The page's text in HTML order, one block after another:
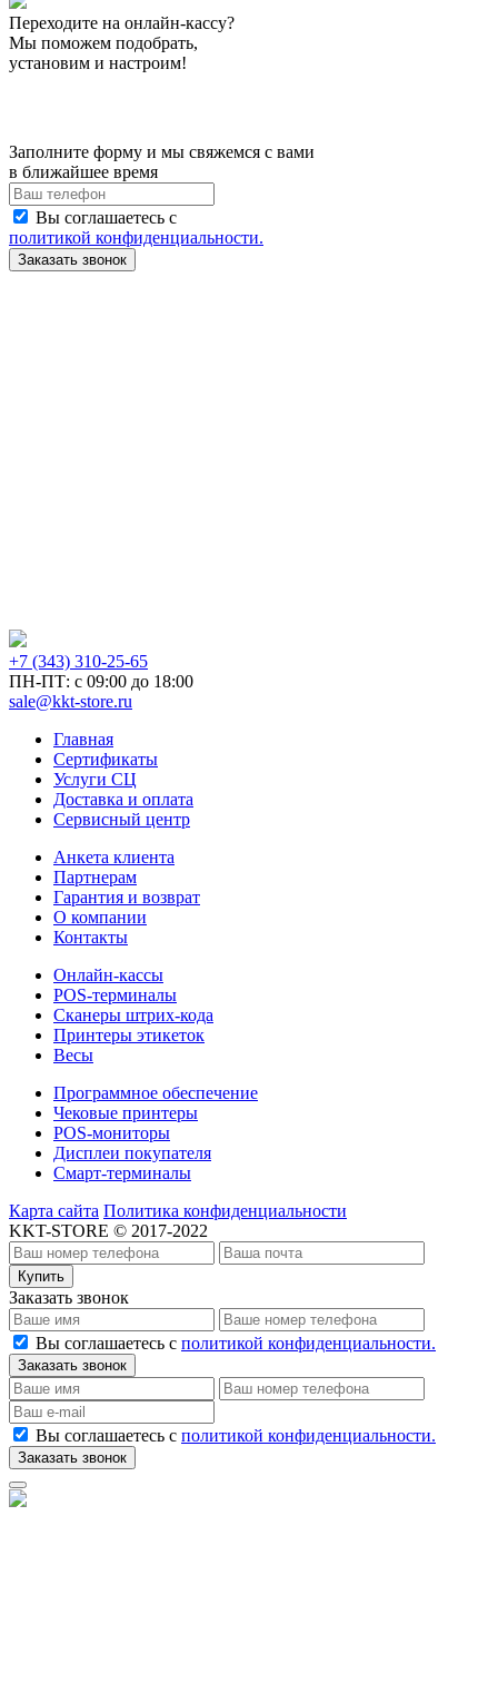
Переходите на онлайн-кассу?
Мы поможем подобрать,
установим и настроим!
Заполните форму и мы свяжемся с вами
в ближайшее время
Вы соглашаетесь с
политикой конфиденциальности.
Заказать звонок
+7 (343) 310-25-65
ПН-ПТ: с 09:00 до 18:00
sale@kkt-store.ru
Главная
Сертификаты
Услуги СЦ
Доставка и оплата
Сервисный центр
Анкета клиента
Партнерам
Гарантия и возврат
О компании
Контакты
Онлайн-кассы
POS-терминалы
Сканеры штрих-кода
Принтеры этикеток
Весы
Программное обеспечение
Чековые принтеры
POS-мониторы
Дисплеи покупателя
Смарт-терминалы
Карта сайта Политика конфиденциальности
KKT-STORE © 2017-2022
Купить
Заказать звонок
Вы соглашаетесь с политикой конфиденциальности.
Заказать звонок
Вы соглашаетесь с политикой конфиденциальности.
Заказать звонок